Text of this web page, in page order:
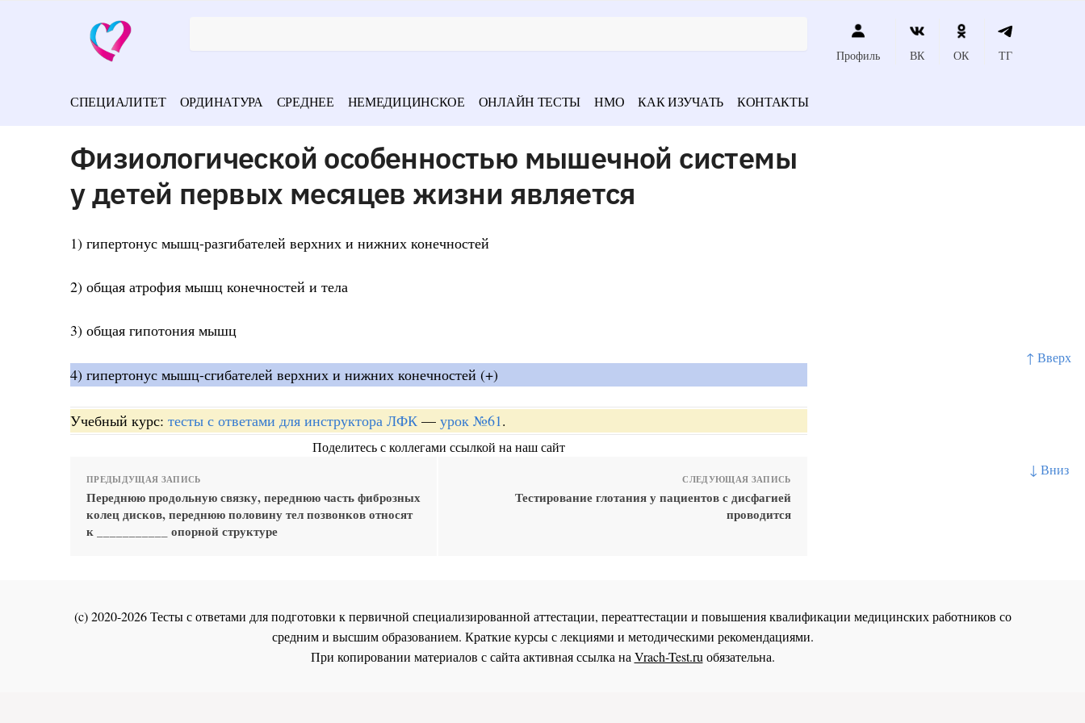
↑ Вверх
↓ Вниз
Профиль ВК ОК ТГ
СПЕЦИАЛИТЕТ ОРДИНАТУРА СРЕДНЕЕ НЕМЕДИЦИНСКОЕ ОНЛАЙН ТЕСТЫ НМО КАК ИЗУЧАТЬ КОНТАКТЫ
Физиологической особенностью мышечной системы
у детей первых месяцев жизни является
1) гипертонус мышц-разгибателей верхних и нижних конечностей
2) общая атрофия мышц конечностей и тела
3) общая гипотония мышц
4) гипертонус мышц-сгибателей верхних и нижних конечностей (+)
Учебный курс: тесты с ответами для инструктора ЛФК — урок №61.
Поделитесь с коллегами ссылкой на наш сайт
ПРЕДЫДУЩАЯ ЗАПИСЬ
Переднюю продольную связку, переднюю часть фиброзных
колец дисков, переднюю половину тел позвонков относят
к ___________ опорной структуре
СЛЕДУЮЩАЯ ЗАПИСЬ
Тестирование глотания у пациентов с дисфагией
проводится
(c) 2020-2026 Тесты с ответами для подготовки к первичной специализированной аттестации, переаттестации и повышения квалификации медицинских работников со
средним и высшим образованием. Краткие курсы с лекциями и методическими рекомендациями.
При копировании материалов с сайта активная ссылка наVrach-Test.ruобязательна.